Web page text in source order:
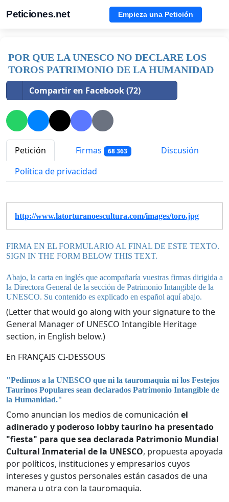
Peticiones.net Empieza una Petición
POR QUE LA UNESCO NO DECLARE LOS
TOROS PATRIMONIO DE LA HUMANIDAD
Compartir en Facebook (72)
Petición Firmas 68 363
Discusión
Política de privacidad
http://www.latorturanoescultura.com/images/toro.jpg
FIRMA EN EL FORMULARIO AL FINAL DE ESTE TEXTO.
SIGN IN THE FORM BELOW THIS TEXT.
Abajo, la carta en inglés que acompañaría vuestras firmas dirigida a
la Directora General de la sección de Patrimonio Intangible de la
UNESCO. Su contenido es explicado en español aquí abajo.
(Letter that would go along with your signature to the
General Manager of UNESCO Intangible Heritage
section, in English below.)
En FRANÇAIS CI-DESSOUS
"Pedimos a la UNESCO que ni la tauromaquia ni los Festejos
Taurinos Populares sean declarados Patrimonio Intangible de
la Humanidad."
Como anuncian los medios de comunicación el
adinerado y poderoso lobby taurino ha presentado
"fiesta" para que sea declarada Patrimonio Mundial
Cultural Inmaterial de la UNESCO, propuesta apoyada
por políticos, instituciones y empresarios cuyos
intereses y gustos personales están casados de una
manera u otra con la tauromaquia.